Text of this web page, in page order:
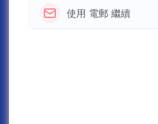
使用 電郵 繼續